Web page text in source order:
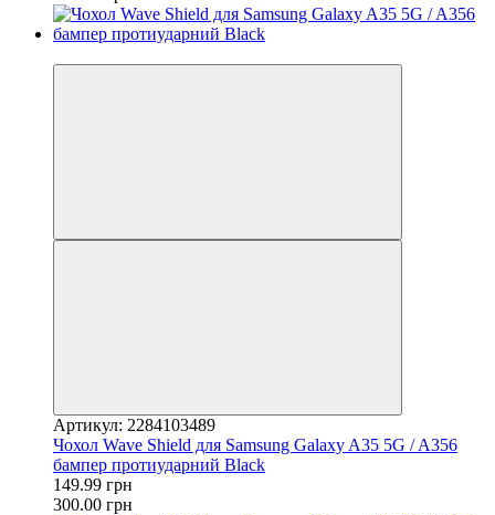
Артикул: 2284103489
Чохол Wave Shield для Samsung Galaxy A35 5G / A356
бампер протиударний Black
149.99 грн
300.00 грн